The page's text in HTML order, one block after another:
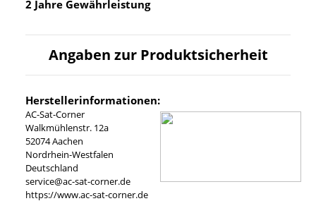
2 Jahre Gewährleistung
Angaben zur Produktsicherheit
Herstellerinformationen:
AC-Sat-Corner
Walkmühlenstr. 12a
52074 Aachen
Nordrhein-Westfalen
Deutschland
service@ac-sat-corner.de
https://www.ac-sat-corner.de